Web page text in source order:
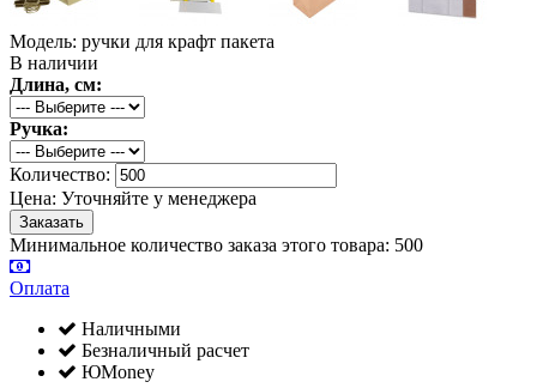
Модель: ручки для крафт пакета
В наличии
Длина, см:
Ручка:
Количество:
Цена: Уточняйте у менеджера
Минимальное количество заказа этого товара: 500
Оплата
Наличными
Безналичный расчет
ЮMoney